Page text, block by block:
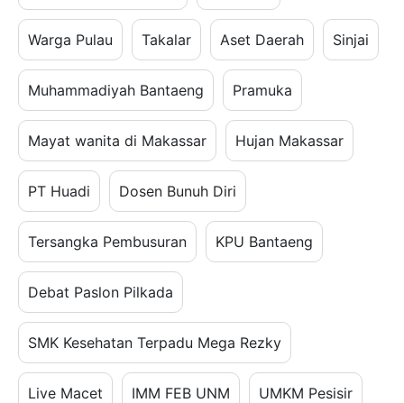
Warga Pulau Takalar Aset Daerah Sinjai
Muhammadiyah Bantaeng Pramuka
Mayat wanita di Makassar Hujan Makassar
PT Huadi Dosen Bunuh Diri
Tersangka Pembusuran KPU Bantaeng
Debat Paslon Pilkada
SMK Kesehatan Terpadu Mega Rezky
Live Macet IMM FEB UNM UMKM Pesisir